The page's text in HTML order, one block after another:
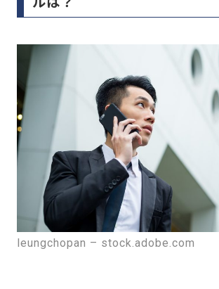
leungchopan – stock.adobe.com